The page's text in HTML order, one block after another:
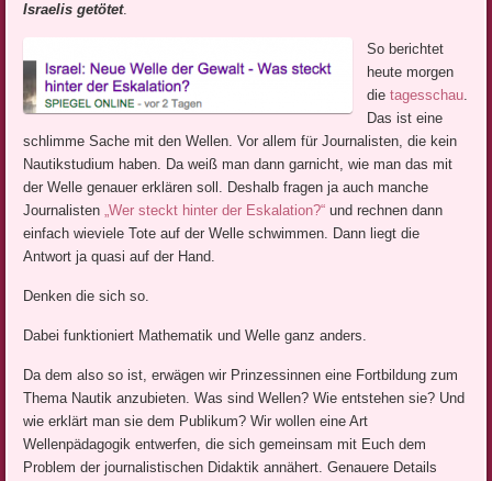
Israelis getötet.
So berichtet
heute morgen
dietagesschau.
Das ist eine
schlimme Sache mit den Wellen. Vor allem für Journalisten, die kein
Nautikstudium haben. Da weiß man dann garnicht, wie man das mit
der Welle genauer erklären soll. Deshalb fragen ja auch manche
Journalisten„Wer steckt hinter der Eskalation?“und rechnen dann
einfach wieviele Tote auf der Welle schwimmen. Dann liegt die
Antwort ja quasi auf der Hand.
Denken die sich so.
Dabei funktioniert Mathematik und Welle ganz anders.
Da dem also so ist, erwägen wir Prinzessinnen eine Fortbildung zum
Thema Nautik anzubieten. Was sind Wellen? Wie entstehen sie? Und
wie erklärt man sie dem Publikum? Wir wollen eine Art
Wellenpädagogik entwerfen, die sich gemeinsam mit Euch dem
Problem der journalistischen Didaktik annähert. Genauere Details